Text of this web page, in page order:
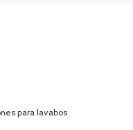
para lavabos